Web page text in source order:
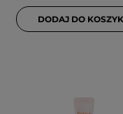
DODAJ DO